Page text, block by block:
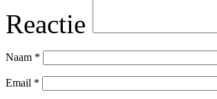
Reactie
Naam *
Email *